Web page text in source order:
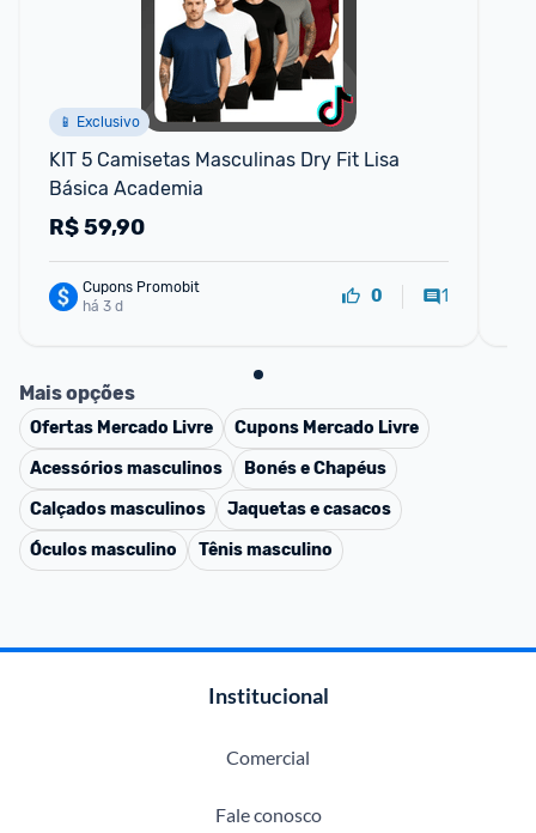
📱 Exclusivo
KIT 5 Camisetas Masculinas Dry Fit Lisa
Básica Academia
R$59,90
Cupons Promobit
há 3 d
0 1
Mais opções
Ofertas Mercado Livre Cupons Mercado Livre
Acessórios masculinos
Bonés e Chapéus
Calçados masculinos
Jaquetas e casacos
Óculos masculino
Tênis masculino
Institucional
Comercial
Fale conosco